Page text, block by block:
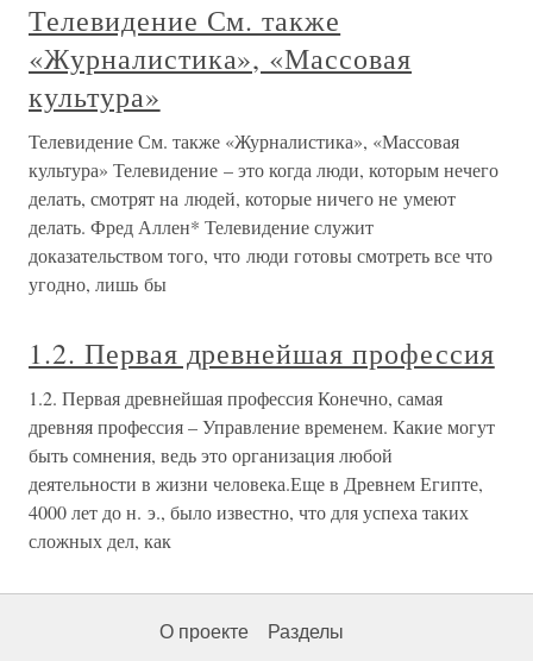
Телевидение См. также
«Журналистика», «Массовая
культура»
Телевидение См. также «Журналистика», «Массовая
культура» Телевидение – это когда люди, которым нечего
делать, смотрят на людей, которые ничего не умеют
делать. Фред Аллен* Телевидение служит
доказательством того, что люди готовы смотреть все что
угодно, лишь бы
1.2. Первая древнейшая профессия
1.2. Первая древнейшая профессия Конечно, самая
древняя профессия – Управление временем. Какие могут
быть сомнения, ведь это организация любой
деятельности в жизни человека.Еще в Древнем Египте,
4000 лет до н. э., было известно, что для успеха таких
сложных дел, как
О проекте Разделы